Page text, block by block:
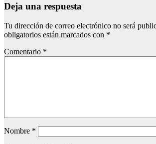
Deja una respuesta
Tu dirección de correo electrónico no será
obligatorios están marcados con *
Comentario *
Nombre *